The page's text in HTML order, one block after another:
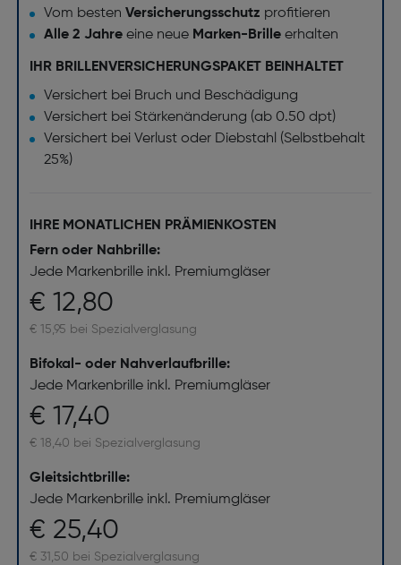
Vom besten Versicherungsschutz profitieren
Alle 2 Jahreeine neue Marken-Brille erhalten
IHR BRILLENVERSICHERUNGSPAKET BEINHALTET
Versichert bei Bruch und Beschädigung
Versichert bei Stärkenänderung (ab 0.50 dpt)
Versichert bei Verlust oder Diebstahl (Selbstbehalt
25%)
IHRE MONATLICHEN PRÄMIENKOSTEN
Fern oder Nahbrille:
Jede Markenbrille inkl. Premiumgläser
€ 12,80
€ 15,95 bei Spezialverglasung
Bifokal- oder Nahverlaufbrille:
Jede Markenbrille inkl. Premiumgläser
€ 17,40
€ 18,40 bei Spezialverglasung
Gleitsichtbrille:
Jede Markenbrille inkl. Premiumgläser
€ 25,40
€ 31,50 bei Spezialverglasung